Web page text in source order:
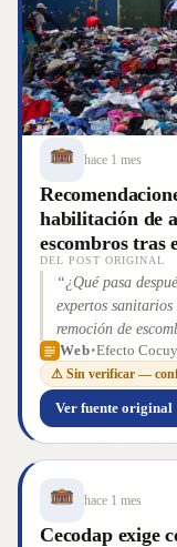
hace 1 mes
habilitación de
escombros tras
DEL POST ORIGINAL
“¿Qué pasa
expertos
remoción de
Aquí la opinión de
Web•Efecto
⚠ Sin verificar —
Ver fuente
hace 1 mes
Cecodap exige